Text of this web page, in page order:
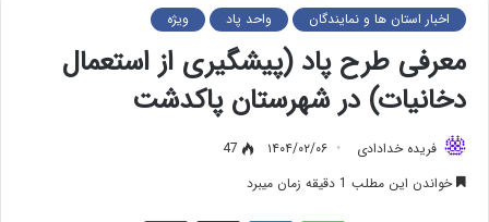
اخبار استان ها و نمایندگان واحد پاد ویژه
معرفی طرح پاد (پیشگیری از استعمال
دخانیات) در شهرستان پاکدشت
فریده خدادادی ۱۴۰۴/۰۲/۰۶
47
خواندن این مطلب 1 دقیقه زمان میبرد